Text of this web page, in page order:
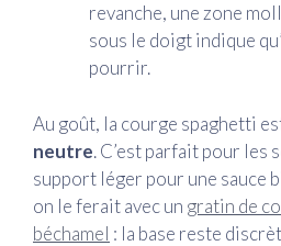
revanche, une zone
sous le doigt indique
pourrir.
Au goût, la courge spaghetti
neutre. C’est parfait pour les
support léger pour une sauce
on le ferait avec un gratin de
béchamel : la base reste